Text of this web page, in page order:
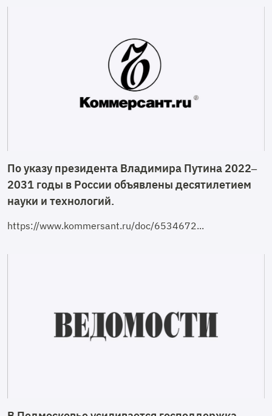
По указу президента Владимира Путина 2022–
2031 годы в России объявлены десятилетием
науки и технологий.
https://www.kommersant.ru/doc/6534672...